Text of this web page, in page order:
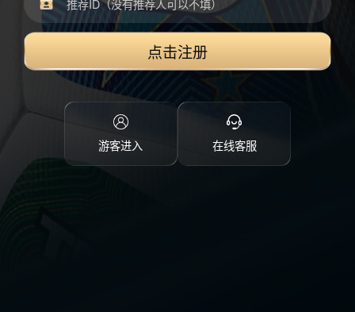
点击注册
游客进入 在线客服